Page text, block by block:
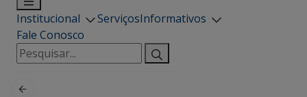
Institucional ServiçosInformativos
Fale Conosco
Pesquisar
por: